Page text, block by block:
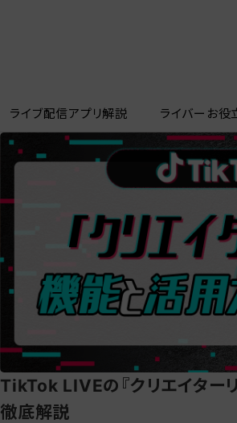
ライブ配信アプリ解説 ライバーお役
TikTok LIVEの『クリエイター
徹底解説